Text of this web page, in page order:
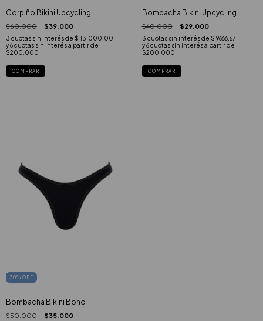
Corpiño Bikini Upcycling
$60.000 $39.000
3 cuotas sin interés de $ 13.000,00
COMPRAR
Bombacha Bikini Upcycling
$40.000 $29.000
3 cuotas sin interés de $ 9666,67
COMPRAR
30% OFF
Bombacha Bikini Boho
$50.000 $35.000